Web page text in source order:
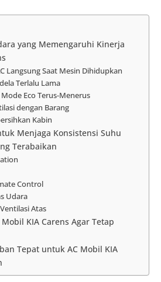
yang Memengaruhi Kinerja
Langsung Saat Mesin Dihidupkan
Terlalu Lama
Eco Terus-Menerus
dengan Barang
Kabin
Menjaga Konsistensi Suhu
Terabaikan
Control
Udara
Atas
KIA Carens Agar Tetap
Tepat untuk AC Mobil KIA